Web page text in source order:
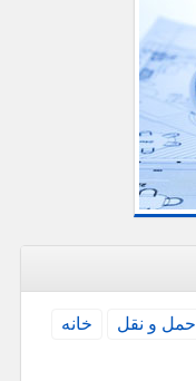
حمل و نقل
خانه